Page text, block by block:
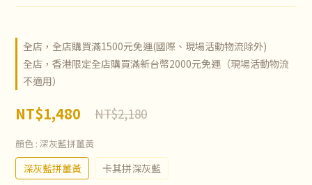
全店，全店購買滿1500元免運(國際、現場活動物流除外)
全店，香港限定全店購買滿新台幣2000元免運（現場活動物流
不適用）
NT$1,480 NT$2,180
顏色 : 深灰藍拼薑黃
深灰藍拼薑黃 卡其拼深灰藍